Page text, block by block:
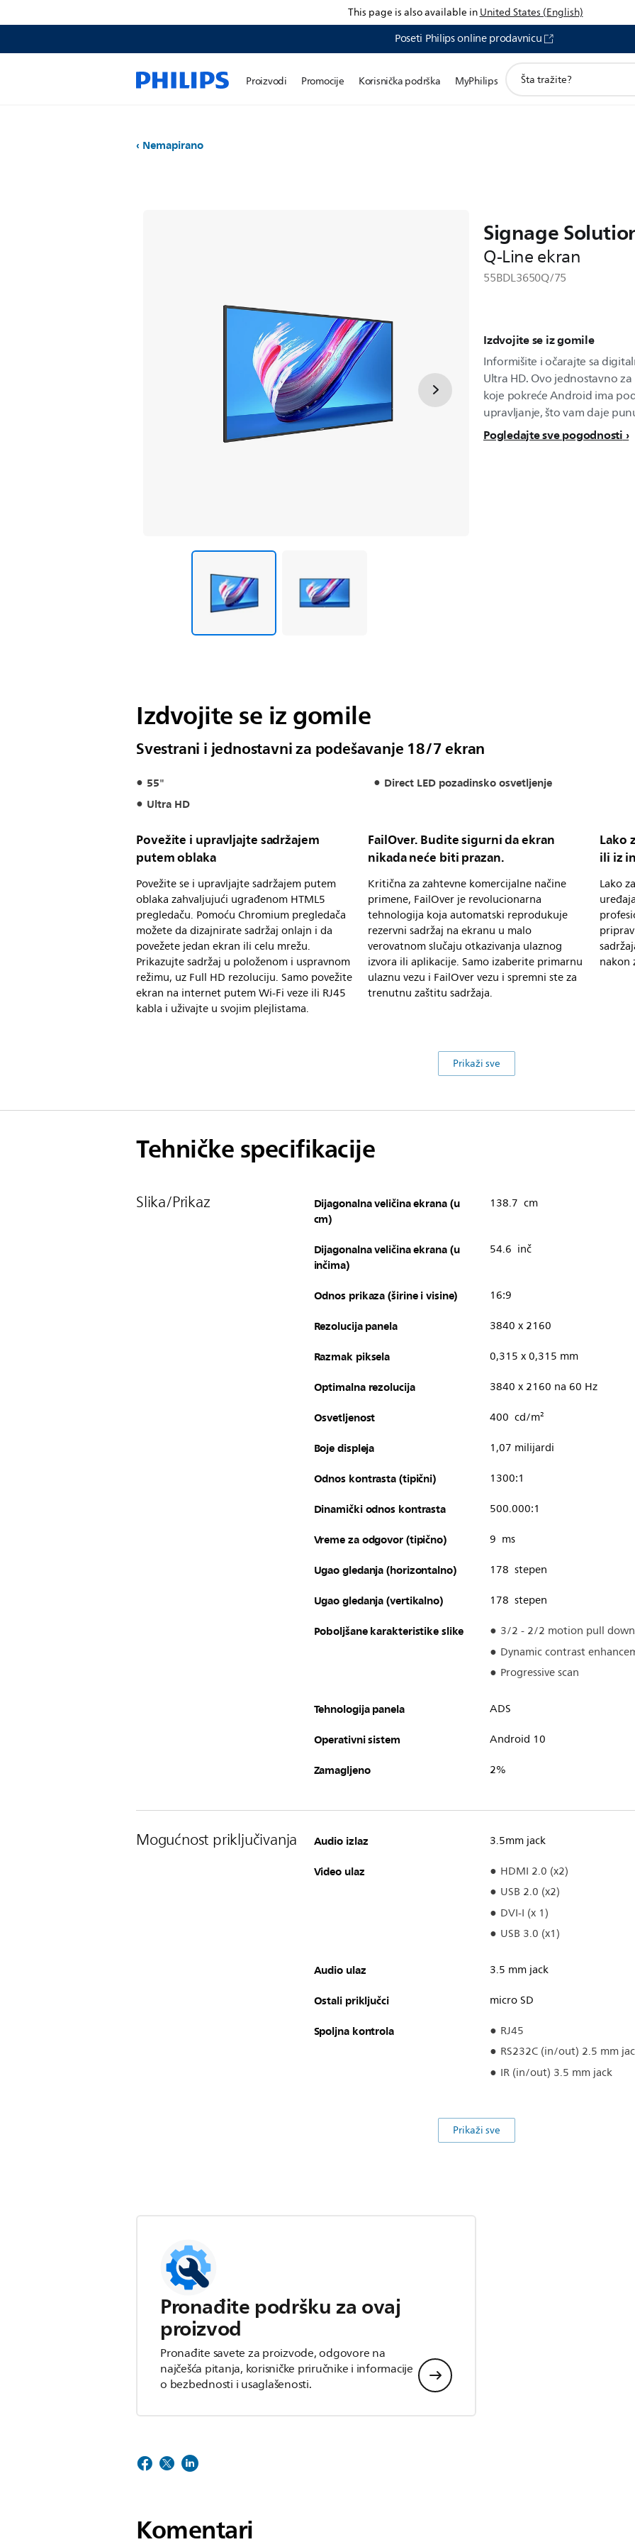
This page is also available inUnited States (English)
Poseti Philips online prodavnicu
Proizvodi Promocije Korisnička podrška MyPhilips
претрага
иконе
Nemapirano
Signage
Q-Line ekran
55BDL3650Q/75
Izdvojite se iz gomile
Informišite i očarajte sa
Ultra HD. Ovo jednostavno
koje pokreće Android ima
upravljanje, što vam daje
Pogledajte sve pogodnosti
Izdvojite se iz gomile
Svestrani i jednostavni za podešavanje 18/7 ekran
55"
Direct LED pozadinsko osvetljenje
Ultra HD
Povežite i upravljajte sadržajem
putem oblaka
Povežite se i upravljajte sadržajem putem
oblaka zahvaljujući ugrađenom HTML5
pregledaču. Pomoću Chromium pregledača
možete da dizajnirate sadržaj onlajn i da
povežete jedan ekran ili celu mrežu.
Prikazujte sadržaj u položenom i uspravnom
režimu, uz Full HD rezoluciju. Samo povežite
ekran na internet putem Wi-Fi veze ili RJ45
kabla i uživajte u svojim plejlistama.
FailOver. Budite sigurni da ekran
nikada neće biti prazan.
Kritična za zahtevne komercijalne načine
primene, FailOver je revolucionarna
tehnologija koja automatski reprodukuje
rezervni sadržaj na ekranu u malo
verovatnom slučaju otkazivanja ulaznog
izvora ili aplikacije. Samo izaberite primarnu
ulaznu vezu i FailOver vezu i spremni ste za
trenutnu zaštitu sadržaja.
Lako
ili iz
Lako
nakon
Prikaži sve
Tehničke specifikacije
Slika/Prikaz
Dijagonalna veličina ekrana (u
cm)
138.7 cm
Dijagonalna veličina ekrana (u
inčima)
54.6 inč
Odnos prikaza (širine i visine) 16:9
Rezolucija panela 3840 x 2160
Razmak piksela 0,315 x 0,315 mm
Optimalna rezolucija 3840 x 2160 na 60 Hz
Osvetljenost 400 cd/m²
Boje displeja 1,07 milijardi
Odnos kontrasta (tipični) 1300:1
Dinamički odnos kontrasta 500.000:1
Vreme za odgovor (tipično) 9 ms
Ugao gledanja (horizontalno) 178 stepen
Ugao gledanja (vertikalno) 178 stepen
Poboljšane karakteristike slike
3/2 - 2/2 motion pull down
Dynamic contrast
Progressive scan
Tehnologija panela ADS
Operativni sistem Android 10
Zamagljeno 2%
Mogućnost priključivanja Audio izlaz 3.5mm jack
Video ulaz
HDMI 2.0 (x2)
USB 2.0 (x2)
DVI-I (x 1)
USB 3.0 (x1)
Audio ulaz 3.5 mm jack
Ostali priključci micro SD
Spoljna kontrola
RJ45
RS232C (in/out) 2.5 mm
IR (in/out) 3.5 mm jack
Prikaži sve
Pronađite podršku za ovaj
proizvod
Pronađite savete za proizvode, odgovore na
najčešća pitanja, korisničke priručnike i informacije
o bezbednosti i usaglašenosti.
Komentari